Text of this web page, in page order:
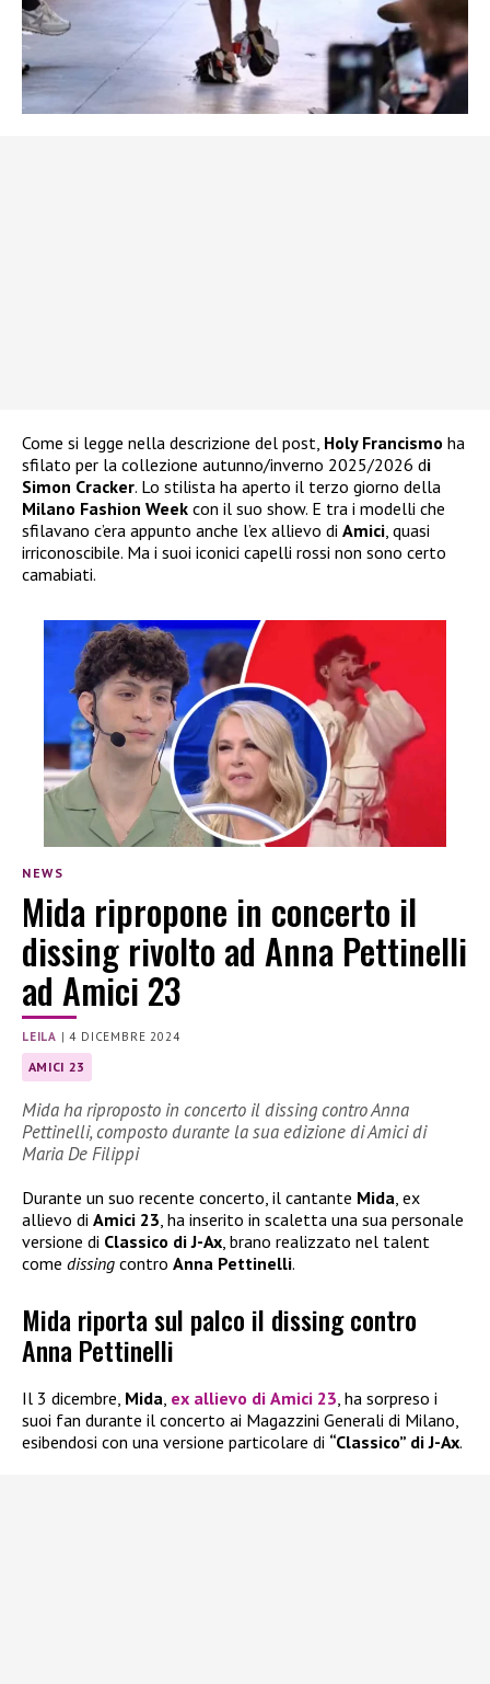
Come si legge nella descrizione del post, Holy Francismo ha
sfilato per la collezione autunno/inverno 2025/2026 di
Simon Cracker. Lo stilista ha aperto il terzo giorno della
Milano Fashion Week con il suo show. E tra i modelli che
sfilavano c’era appunto anche l’ex allievo di Amici, quasi
irriconoscibile. Ma i suoi iconici capelli rossi non sono certo
camabiati.
NEWS
Mida ripropone in concerto il
dissing rivolto ad Anna Pettinelli
ad Amici 23
LEILA |4 DICEMBRE 2024
AMICI 23
Mida ha riproposto in concerto il dissing contro Anna
Pettinelli, composto durante la sua edizione di Amici di
Maria De Filippi
Durante un suo recente concerto, il cantante Mida, ex
allievo di Amici 23, ha inserito in scaletta una sua personale
versione di Classico di J-Ax, brano realizzato nel talent
come dissing contro Anna Pettinelli.
Mida riporta sul palco il dissing contro
Anna Pettinelli
Il 3 dicembre, Mida ex allievo di Amici 23 , ha sorpreso i
suoi fan durante il concerto ai Magazzini Generali di Milano,
esibendosi con una versione particolare di “Classico” di J-Ax.